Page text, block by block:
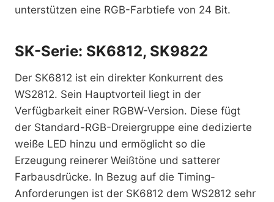
unterstützen eine RGB-Farbtiefe von 24 Bit.
SK-Serie: SK6812, SK9822
Der SK6812 ist ein direkter Konkurrent des
WS2812. Sein Hauptvorteil liegt in der
Verfügbarkeit einer RGBW-Version. Diese fügt
der Standard-RGB-Dreiergruppe eine dedizierte
weiße LED hinzu und ermöglicht so die
Erzeugung reinerer Weißtöne und satterer
Farbausdrücke. In Bezug auf die Timing-
Anforderungen ist der SK6812 dem WS2812 sehr